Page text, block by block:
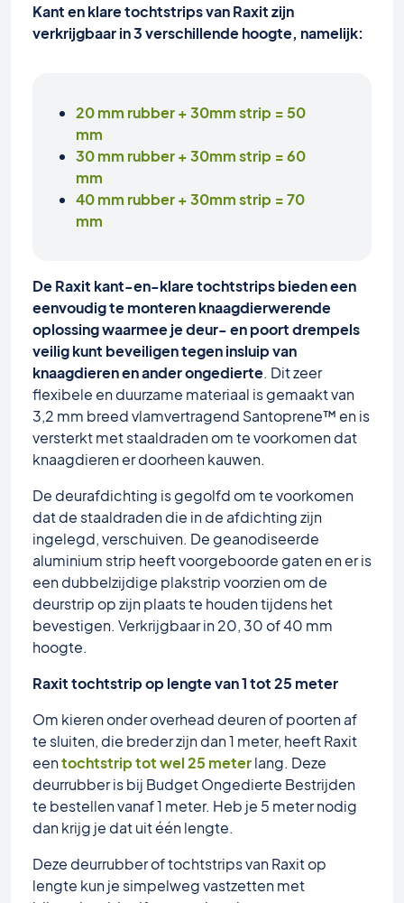
Kant en klare tochtstrips van Raxit zijn
verkrijgbaar in 3 verschillende hoogte, namelijk:
20 mm rubber + 30mm strip = 50
mm
30 mm rubber + 30mm strip = 60
mm
40 mm rubber + 30mm strip = 70
mm
De Raxit kant-en-klare tochtstrips bieden een
eenvoudig te monteren knaagdierwerende
oplossing waarmee je deur- en poort drempels
veilig kunt beveiligen tegen insluip van
knaagdieren en ander ongedierte. Dit zeer
flexibele en duurzame materiaal is gemaakt van
3,2 mm breed vlamvertragend Santoprene™ en is
versterkt met staaldraden om te voorkomen dat
knaagdieren er doorheen kauwen.
De deurafdichting is gegolfd om te voorkomen
dat de staaldraden die in de afdichting zijn
ingelegd, verschuiven. De geanodiseerde
aluminium strip heeft voorgeboorde gaten en er is
een dubbelzijdige plakstrip voorzien om de
deurstrip op zijn plaats te houden tijdens het
bevestigen. Verkrijgbaar in 20, 30 of 40 mm
hoogte.
Raxit tochtstrip op lengte van 1 tot 25 meter
Om kieren onder overhead deuren of poorten af
te sluiten, die breder zijn dan 1 meter, heeft Raxit
eentochtstrip tot wel 25 meterlang. Deze
deurrubber is bij Budget Ongedierte Bestrijden
te bestellen vanaf 1 meter. Heb je 5 meter nodig
dan krijg je dat uit één lengte.
Deze deurrubber of tochtstrips van Raxit op
lengte kun je simpelweg vastzetten met